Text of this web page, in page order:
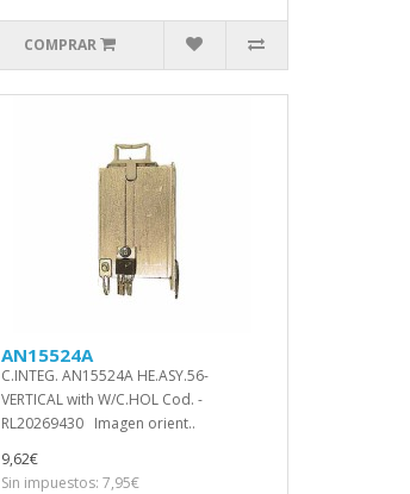
COMPRAR
AN15524A
C.INTEG. AN15524A HE.ASY.56-
VERTICAL with W/C.HOL Cod. -
RL20269430 Imagen orient..
9,62€
Sin impuestos: 7,95€